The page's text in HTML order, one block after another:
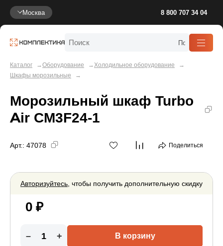
Москва 8 800 707 34 04
Каталог Оборудование
Холодильное оборудование
Шкафы морозильные
Морозильный шкаф Turbo
Air CM3F24-1
Арт.: 47078 Поделиться
Авторизуйтесь, чтобы получить дополнительную скидку
0 ₽
– + В корзину